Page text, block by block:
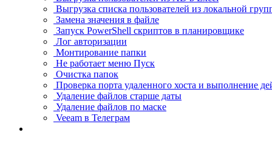
Выгрузка списка пользователей из локальной
Замена значения в файле
Запуск PowerShell скриптов в планировщике
Лог авторизации
Монтирование папки
Не работает меню Пуск
Очистка папок
Проверка порта удаленного хоста и выполнение
Удаление файлов старше даты
Удаление файлов по маске
Veeam в Телеграм